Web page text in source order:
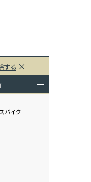
する
ー
バイク